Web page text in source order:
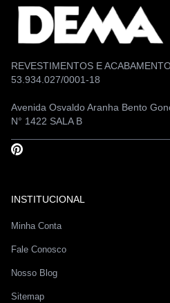
REVESTIMENTOS E
53.934.027/0001-18
Avenida Osvaldo Aranha Bento
N° 1422 SALA B
INSTITUCIONAL
Minha Conta
Fale Conosco
Nosso Blog
Sitemap